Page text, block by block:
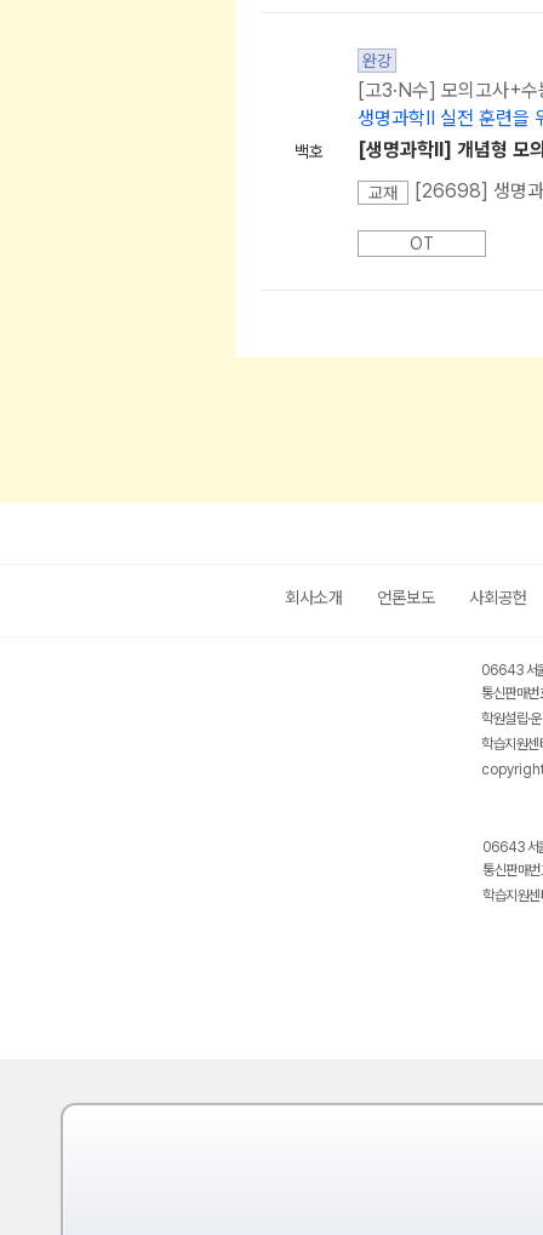
백호
완강
[고3·N수] 모의고사+
생명과학II 실전 훈련을
[생명과학Ⅱ] 개념형 모
교재 [26698] 생명과
OT
회사소개 언론보도 사회공헌
06643 서
통신판매
학원설립·
학습지원
06643 서
통신판매
학습지원